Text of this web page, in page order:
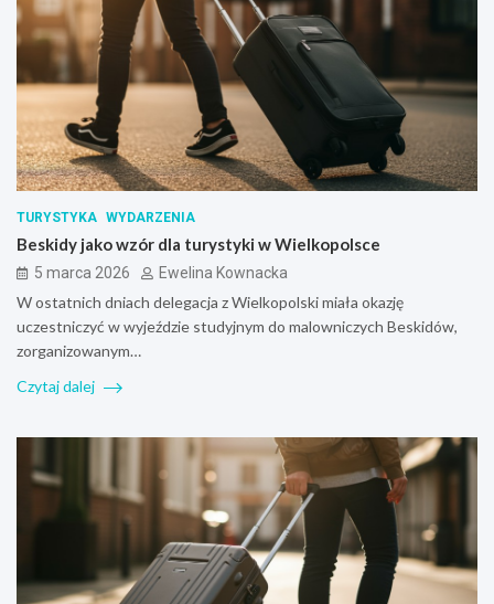
TURYSTYKA WYDARZENIA
Beskidy jako wzór dla turystyki w Wielkopolsce
5 marca 2026 Ewelina Kownacka
W ostatnich dniach delegacja z Wielkopolski miała okazję
uczestniczyć w wyjeździe studyjnym do malowniczych Beskidów,
zorganizowanym…
Czytaj dalej